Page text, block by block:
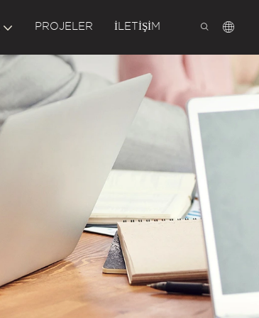
PROJELER İLETIŞIM